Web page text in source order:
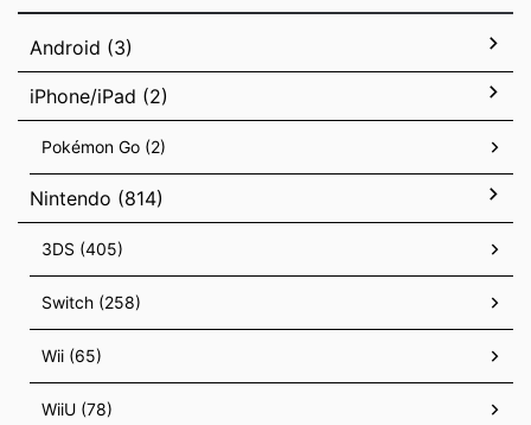
Android (3)
iPhone/iPad (2)
Pokémon Go (2)
Nintendo (814)
3DS (405)
Switch (258)
Wii (65)
WiiU (78)